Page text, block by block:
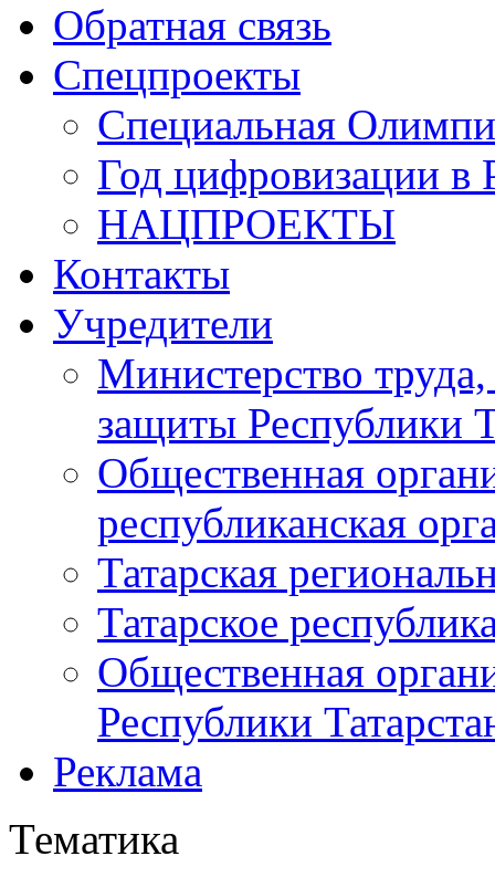
Обратная связь
Спецпроекты
Специальная
Год цифровизации в
НАЦПРОЕКТЫ
Контакты
Учредители
Министерство
защиты Республики
Общественная
республиканская
Татарская
Татарское
Общественная
Республики
Реклама
Тематика